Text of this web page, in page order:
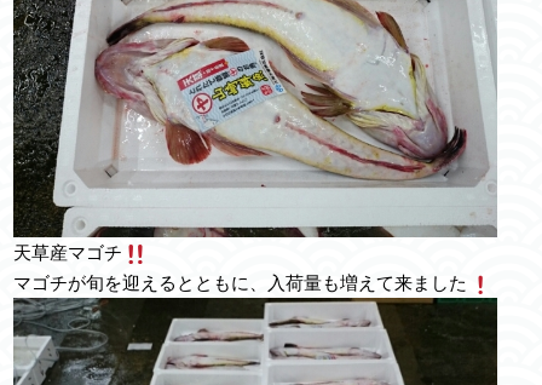
天草産マゴチ
マゴチが旬を迎えるとともに、入荷量も増えて来ました